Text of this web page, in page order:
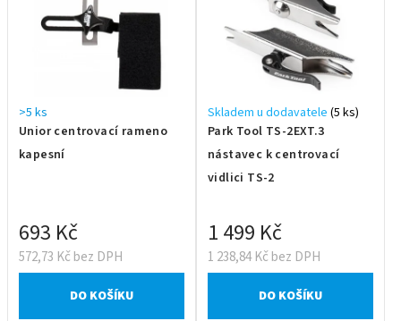
Unior centrovací rameno
kapesní
>5 ks
572,73 Kč bez DPH
693 Kč
DO KOŠÍKU
Park Tool TS-2EXT.3
nástavec k centrovací
vidlici TS-2
Skladem u dodavatele (5 ks)
1 238,84 Kč bez DPH
1 499 Kč
DO KOŠÍKU